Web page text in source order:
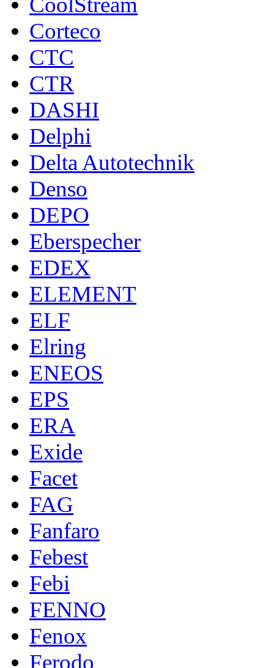
Corteco
CTC
CTR
DASHI
Delphi
Delta Autotechnik
Denso
DEPO
Eberspecher
EDEX
ELEMENT
ELF
Elring
ENEOS
EPS
ERA
Exide
Facet
FAG
Fanfaro
Febest
Febi
FENNO
Fenox
Ferodo